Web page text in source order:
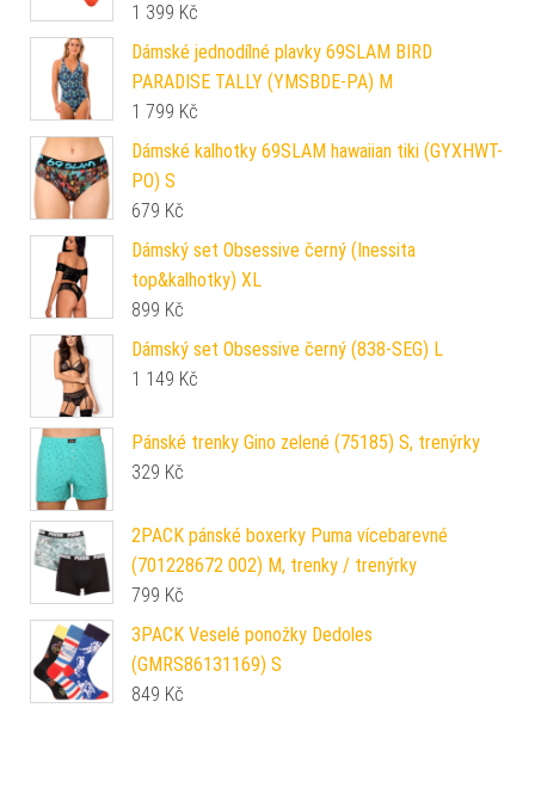
1 399 Kč
Dámské jednodílné plavky 69SLAM BIRD
PARADISE TALLY (YMSBDE-PA) M
1 799 Kč
Dámské kalhotky 69SLAM hawaiian tiki (GYXHWT-
PO) S
679 Kč
Dámský set Obsessive černý (Inessita
top&kalhotky) XL
899 Kč
Dámský set Obsessive černý (838-SEG) L
1 149 Kč
Pánské trenky Gino zelené (75185) S, trenýrky
329 Kč
2PACK pánské boxerky Puma vícebarevné
(701228672 002) M, trenky / trenýrky
799 Kč
3PACK Veselé ponožky Dedoles
(GMRS86131169) S
849 Kč